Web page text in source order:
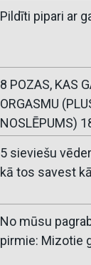
Pildīti pipari ar
8 POZAS, KAS
ORGASMU
NOSLĒPUMS)
5 sieviešu
kā tos savest
No mūsu
pirmie: Mizotie